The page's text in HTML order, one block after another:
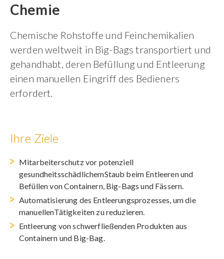
Chemie
Chemische Rohstoffe und Feinchemikalien
werden weltweit in Big-Bags transportiert und
gehandhabt, deren Befüllung und Entleerung
einen manuellen Eingriff des Bedieners
erfordert.
Ihre Ziele
Mitarbeiterschutz vor potenziell
gesundheitsschädlichemStaub beim Entleeren und
Befüllen von Containern, Big-Bags und Fässern.
Automatisierung des Entleerungsprozesses, um die
manuellenTätigkeiten zu reduzieren.
Entleerung von schwerfließenden Produkten aus
Containern und Big-Bag.